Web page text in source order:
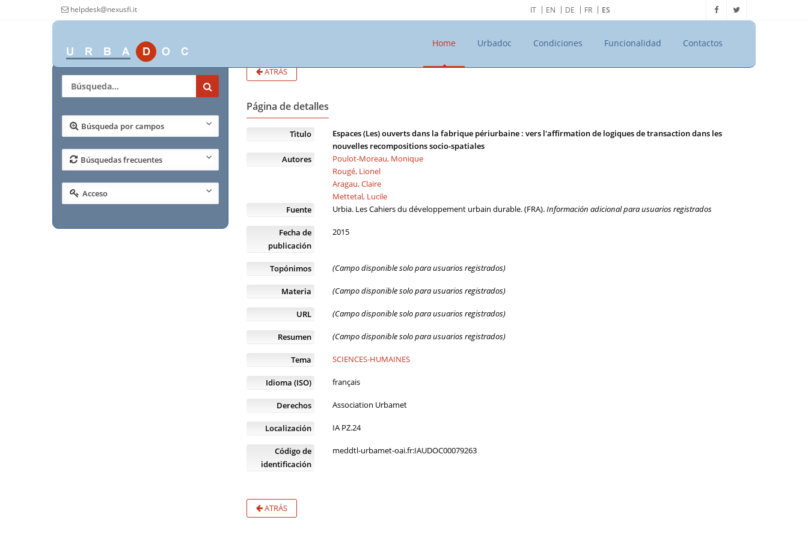
helpdesk@nexusfi.it IT EN DE FR ES
Home Urbadoc Condiciones Funcionalidad Contactos
Búsqueda por campos
Búsquedas frecuentes
Acceso
ATRÁS
Página de detalles
Tìtulo
Espaces (Les) ouverts dans la fabrique périurbaine : vers l'affirmation de logiques de transaction dans les
nouvelles recompositions socio-spatiales
Autores
Poulot-Moreau, Monique
Rougé, Lionel
Aragau, Claire
Mettetal, Lucile
Fuente
Urbia. Les Cahiers du développement urbain durable. (FRA).Información adicional para usuarios registrados
Fecha de
publicación
2015
Topónimos (Campo disponible solo para usuarios registrados)
Materia (Campo disponible solo para usuarios registrados)
URL (Campo disponible solo para usuarios registrados)
Resumen (Campo disponible solo para usuarios registrados)
Tema SCIENCES-HUMAINES
Idioma (ISO) français
Derechos Association Urbamet
Localización IA PZ.24
Código de
identificación
meddtl-urbamet-oai.fr:IAUDOC00079263
ATRÁS